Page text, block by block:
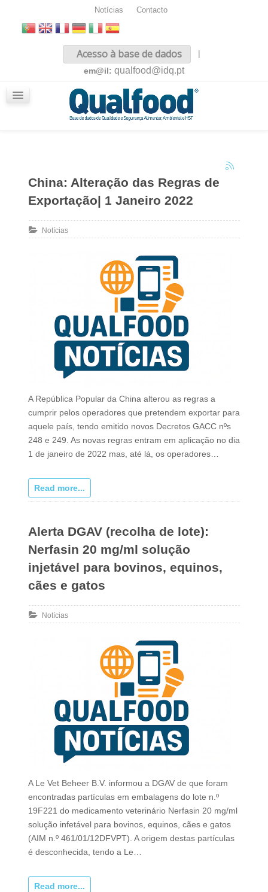
Notícias Contacto
Acesso à base de dados
|
em@il: qualfood@idq.pt
China: Alteração das Regras de
Exportação| 1 Janeiro 2022
Notícias
A República Popular da China alterou as regras a
cumprir pelos operadores que pretendem exportar para
aquele país, tendo emitido novos Decretos GACC nºs
248 e 249. As novas regras entram em aplicação no dia
1 de janeiro de 2022 mas, até lá, os operadores…
Read more...
Alerta DGAV (recolha de lote):
Nerfasin 20 mg/ml solução
injetável para bovinos, equinos,
cães e gatos
Notícias
A Le Vet Beheer B.V. informou a DGAV de que foram
encontradas partículas em embalagens do lote n.º
19F221 do medicamento veterinário Nerfasin 20 mg/ml
solução infetável para bovinos, equinos, cães e gatos
(AIM n.º 461/01/12DFVPT). A origem destas partículas
é desconhecida, tendo a Le…
Read more...